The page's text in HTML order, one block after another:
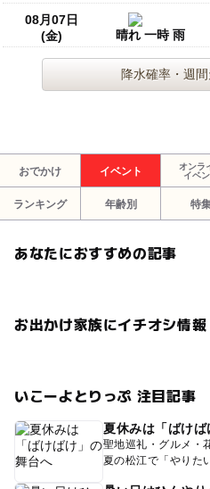
08月07日
(金)
晴れ 一時 雨
降水確率・週
おでかけ イベント
オンラ
イベ
ランキング 年齢別 特
あなたにおすすめの記事
お出かけ家族にイチオシ情報
いこーよとりっぷ 注目記事
夏休みは「ばけ
聖地巡礼・グルメ・
夏の松江で「やりた